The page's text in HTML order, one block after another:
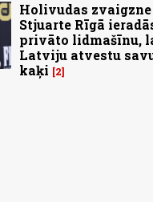
Holivudas
Stjuarte Rīgā
privāto lidmašīnu,
Latviju atvestu
kaķi
2